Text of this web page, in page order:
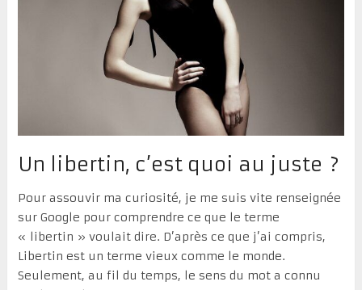
Un libertin, c’est quoi au juste ?
Pour assouvir ma curiosité, je me suis vite renseignée
sur Google pour comprendre ce que le terme
« libertin » voulait dire. D’après ce que j’ai compris,
Libertin est un terme vieux comme le monde.
Seulement, au fil du temps, le sens du mot a connu